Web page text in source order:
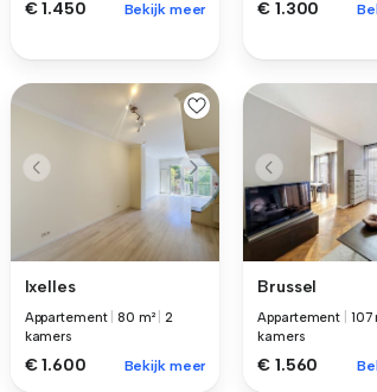
€ 1.450 Bekijk meer € 1.300
Ixelles
Appartement |80 m² |2
kamers
€ 1.600 Bekijk meer
Brussel
Appartement 107
kamers
€ 1.560